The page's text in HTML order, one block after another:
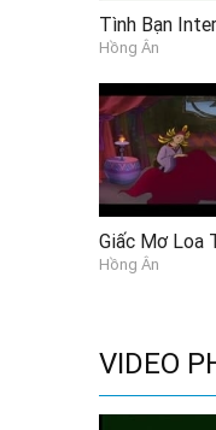
Tình Bạn
Hồng Ân
Giấc Mơ Loa
Hồng Ân
VIDEO